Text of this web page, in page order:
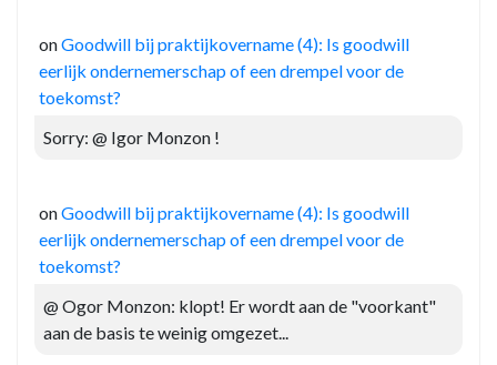
onGoodwill bij praktijkovername (4): Is goodwill
eerlijk ondernemerschap of een drempel voor de
toekomst?
Sorry: @ Igor Monzon !
onGoodwill bij praktijkovername (4): Is goodwill
eerlijk ondernemerschap of een drempel voor de
toekomst?
@ Ogor Monzon: klopt! Er wordt aan de "voorkant"
aan de basis te weinig omgezet...